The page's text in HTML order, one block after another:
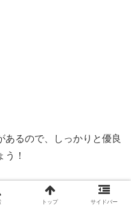
あるので、しっかりと優良
！
気の理由を徹底解
トップ サイドバー